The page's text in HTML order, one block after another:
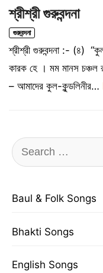
শ্রীশ্রী গুরুবন্দনা
গুরুবন্দনা
শ্রীশ্রী গুরুবন্দনা :- (৪)
কারক হে । মম মানস চঞ্চল
– আমাদের কুল-কুন্ডলিনীর…
Search
for:
Baul & Folk Songs
Bhakti Songs
English Songs